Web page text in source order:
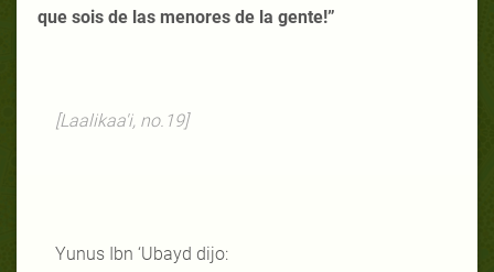
que sois de las menores de la gente!”
[Laalikaa'i, no.19]
Yunus Ibn ‘Ubayd dijo: